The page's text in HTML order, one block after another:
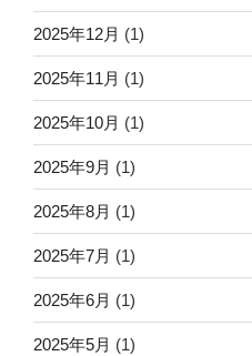
2025年12月 (1)
2025年11月 (1)
2025年10月 (1)
2025年9月 (1)
2025年8月 (1)
2025年7月 (1)
2025年6月 (1)
2025年5月 (1)